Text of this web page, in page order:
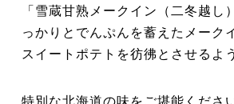
「雪蔵甘熟メークイン（二冬越し
っかりとでんぷんを蓄えたメーク
スイートポテトを彷彿とさせるよ
特別な北海道の味をご堪能くださ